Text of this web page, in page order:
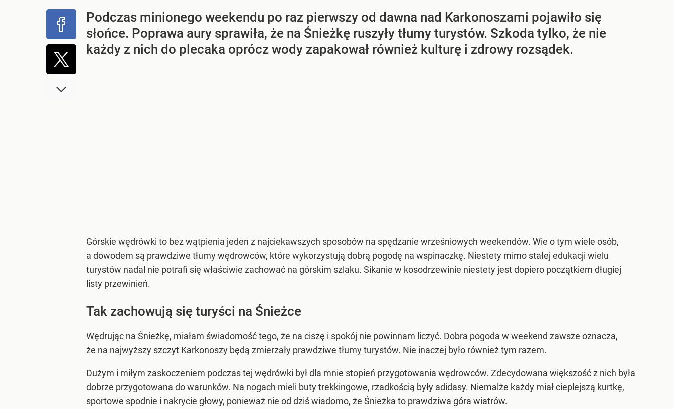
Podczas minionego weekendu po raz pierwszy od dawna nad Karkonoszami pojawiło się
słońce. Poprawa aury sprawiła, że na Śnieżkę ruszyły tłumy turystów. Szkoda tylko, że nie
każdy z nich do plecaka oprócz wody zapakował również kulturę i zdrowy rozsądek.
Górskie wędrówki to bez wątpienia jeden z najciekawszych sposobów na spędzanie wrześniowych weekendów. Wie o tym wiele osób,
a dowodem są prawdziwe tłumy wędrowców, które wykorzystują dobrą pogodę na wspinaczkę. Niestety mimo stałej edukacji wielu
turystów nadal nie potrafi się właściwie zachować na górskim szlaku. Sikanie w kosodrzewinie niestety jest dopiero początkiem długiej
listy przewinień.
Tak zachowują się turyści na Śnieżce
Wędrując na Śnieżkę, miałam świadomość tego, że na ciszę i spokój nie powinnam liczyć. Dobra pogoda w weekend zawsze oznacza,
że na najwyższy szczyt Karkonoszy będą zmierzały prawdziwe tłumy turystów. Nie inaczej było również tym razem.
Dużym i miłym zaskoczeniem podczas tej wędrówki był dla mnie stopień przygotowania wędrowców. Zdecydowana większość z nich była
dobrze przygotowana do warunków. Na nogach mieli buty trekkingowe, rzadkością były adidasy. Niemalże każdy miał cieplejszą kurtkę,
sportowe spodnie i nakrycie głowy, ponieważ nie od dziś wiadomo, że Śnieżka to prawdziwa góra wiatrów.